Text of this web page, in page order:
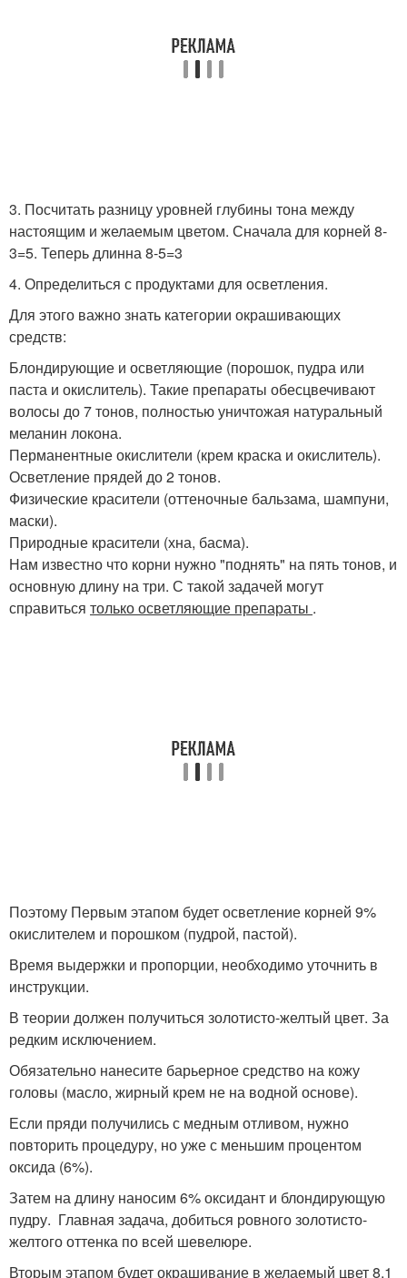
3. Посчитать разницу уровней глубины тона между
настоящим и желаемым цветом. Сначала для корней 8-
3=5. Теперь длинна 8-5=3
4. Определиться с продуктами для осветления.
Для этого важно знать категории окрашивающих
средств:
Блондирующие и осветляющие (порошок, пудра или
паста и окислитель). Такие препараты обесцвечивают
волосы до 7 тонов, полностью уничтожая натуральный
меланин локона.
Перманентные окислители (крем краска и окислитель).
Осветление прядей до 2 тонов.
Физические красители (оттеночные бальзама, шампуни,
маски).
Природные красители (хна, басма).
Нам известно что корни нужно "поднять" на пять тонов, и
основную длину на три. С такой задачей могут
справиться только осветляющие препараты .
Поэтому Первым этапом будет осветление корней 9%
окислителем и порошком (пудрой, пастой).
Время выдержки и пропорции, необходимо уточнить в
инструкции.
В теории должен получиться золотисто-желтый цвет. За
редким исключением.
Обязательно нанесите барьерное средство на кожу
головы (масло, жирный крем не на водной основе).
Если пряди получились с медным отливом, нужно
повторить процедуру, но уже с меньшим процентом
оксида (6%).
Затем на длину наносим 6% оксидант и блондирующую
пудру. Главная задача, добиться ровного золотисто-
желтого оттенка по всей шевелюре.
Вторым этапом будет окрашивание в желаемый цвет 8.1